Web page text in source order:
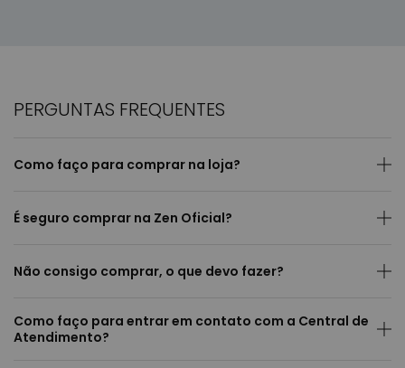
PERGUNTAS FREQUENTES
Como faço para comprar na loja?
É seguro comprar na Zen Oficial?
Não consigo comprar, o que devo fazer?
Como faço para entrar em contato com a Central de
Atendimento?